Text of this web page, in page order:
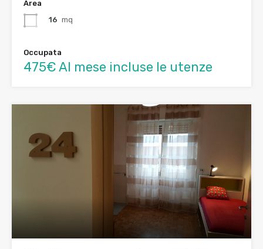
Area
16 mq
Occupata
475€ Al mese incluse le utenze